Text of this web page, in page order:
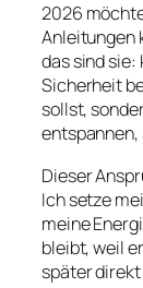
2026
Anleitungen
das sind sie:
Sicherheit
sollst,
Dieser
Ich setze
meine
bleibt, weil
später